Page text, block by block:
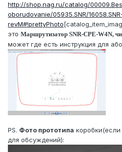
http://shop.nag.ru/catalog/
oborudovanie/05935.SNR/
revM#!prettyPhoto
это Маршрутизатор SNR-CPE-W4N,
может где есть инструкция для
PS. Фото прототипа
для обсуждений):